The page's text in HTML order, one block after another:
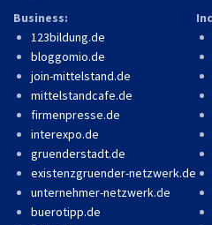
Business:
123bildung.de
bloggomio.de
join-mittelstand.de
mittelstandcafe.de
firmenpresse.de
interexpo.de
gruenderstadt.de
existenzgruender-netzwerk.de
unternehmer-netzwerk.de
buerotipp.de